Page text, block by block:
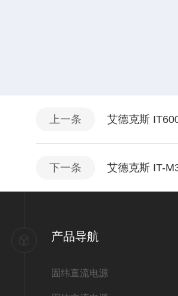
上一条 艾德克斯
下一条 艾德克斯 IT-
产品导航
固纬直流电源